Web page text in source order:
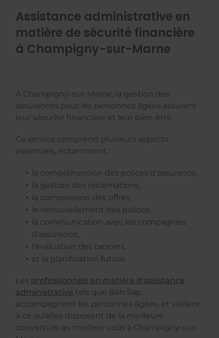
Assistance administrative en
matière de sécurité financière
à Champigny-sur-Marne
À Champigny-sur-Marne, la gestion des
assurances pour les personnes âgées assurent
leur sécurité financière et leur bien-être.
Ce service comprend plusieurs aspects
essentiels, notamment :
la compréhension des polices d'assurance,
la gestion des réclamations,
la comparaison des offres,
le renouvellement des polices,
la communication avec les compagnies
d'assurance,
l'évaluation des besoins,
et la planification future.
Les professionnels en matière d'assistance
administrative tels que Bah Sap,
accompagnent les personnes âgées, et veillent
à ce qu'elles disposent de la meilleure
couverture au meilleur coût à Champigny-sur-